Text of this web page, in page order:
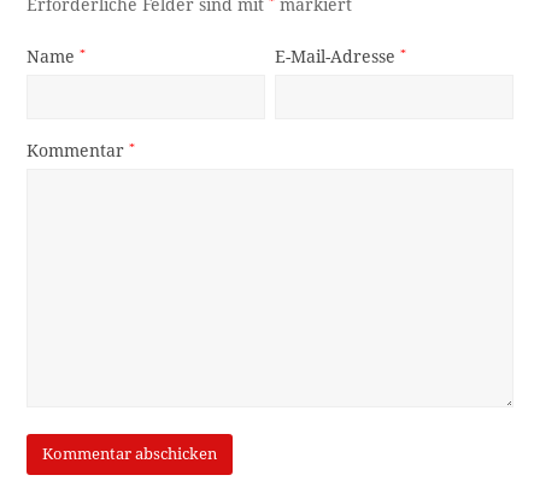
Erforderliche Felder sind mit markiert
Name* E-Mail-Adresse*
Kommentar*